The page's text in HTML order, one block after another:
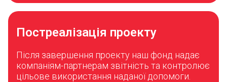
Постреалізація проекту
Після завершення проекту наш фонд надає
компаніям-партнерам звітність та контролює
цільове використання наданої допомоги.